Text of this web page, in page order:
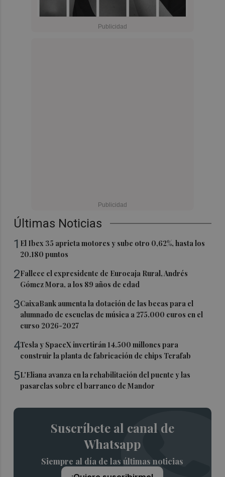
Últimas Noticias
1 El Ibex 35 aprieta motores y sube otro 0,62%, hasta los
20.180 puntos
2Fallece el expresidente de Eurocaja Rural, Andrés
Gómez Mora, a los 89 años de edad
3CaixaBank aumenta la dotación de las becas para el
alumnado de escuelas de música a 275.000 euros en el
curso 2026-2027
4Tesla y SpaceX invertirán 14.500 millones para
construir la planta de fabricación de chips Terafab
5L'Eliana avanza en la rehabilitación del puente y las
pasarelas sobre el barranco de Mandor
Suscríbete al canal de
Whatsapp
Siempre al día de las últimas noticias